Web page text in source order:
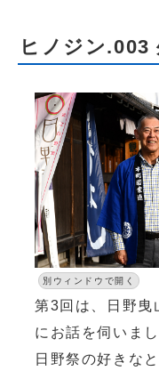
ヒノジン.003
別ウィンドウで開く
第3回は、日野曳
にお話を伺いまし
日野祭の好きな